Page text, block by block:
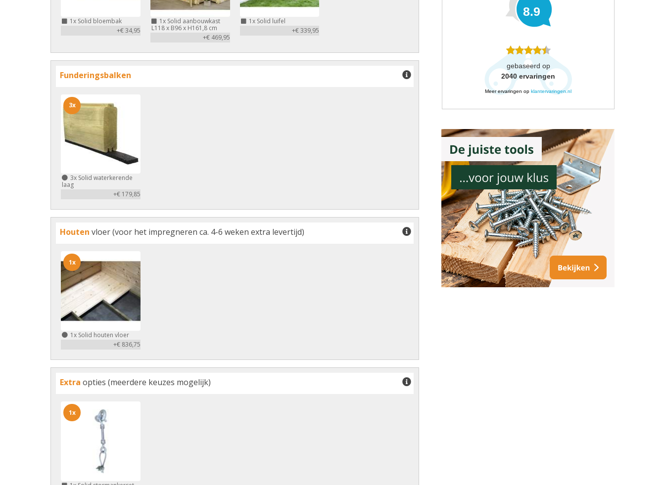
1x Solid bloembak
+€ 34,95
1xSolid aanbouwkast
L118 x B96 x H161,8 cm
+€ 469,95
1xSolid luifel
+€ 339,95
Funderingsbalken
3x Solid waterkerende
laag
+€ 179,85
3x
Houten vloer (voor het impregneren ca. 4-6 weken extra levertijd)
1x Solid houten vloer
+€ 836,75
1x
Extra opties (meerdere keuzes mogelijk)
1x
8.9
gebaseerd op
2040 ervaringen
Meer ervaringen op klantervaringen.nl